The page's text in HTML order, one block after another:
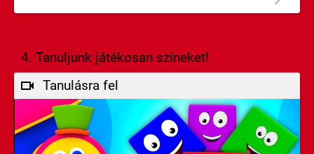
4. Tanuljunk játékosan színeket!
Tanulásra fel